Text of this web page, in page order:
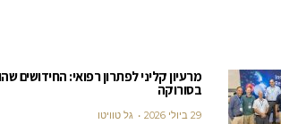
מרעיון קליני לפתרון רפואי: החידושים
בסורוקה
29 ביולי 2026 גל טוויטו